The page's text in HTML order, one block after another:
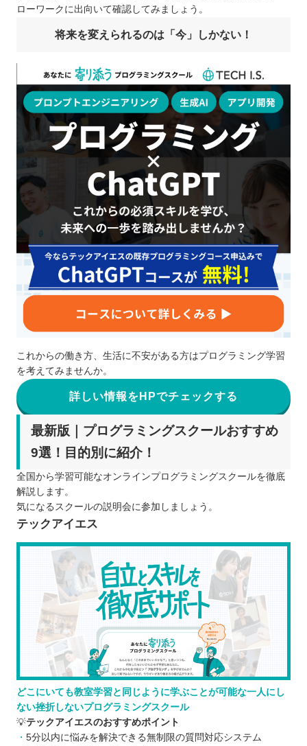
ローワークに出向いて確認してみましょう。
将来を変えられるのは「今」しかない！
これからの働き方、生活に不安がある方はプログラミング学習
を考えてみませんか。
詳しい情報をHPでチェックする
最新版｜プログラミングスクールおすすめ
9選！目的別に紹介！
全国から学習可能なオンラインプログラミングスクールを徹底
解説します。
気になるスクールの説明会に参加しましょう。
テックアイエス
どこにいても教室学習と同じように学ぶことが可能な一人にし
ない挫折しないプログラミングスクール
💡テックアイエスのおすすめポイント
5分以内に悩みを解決できる無制限の質問対応システム